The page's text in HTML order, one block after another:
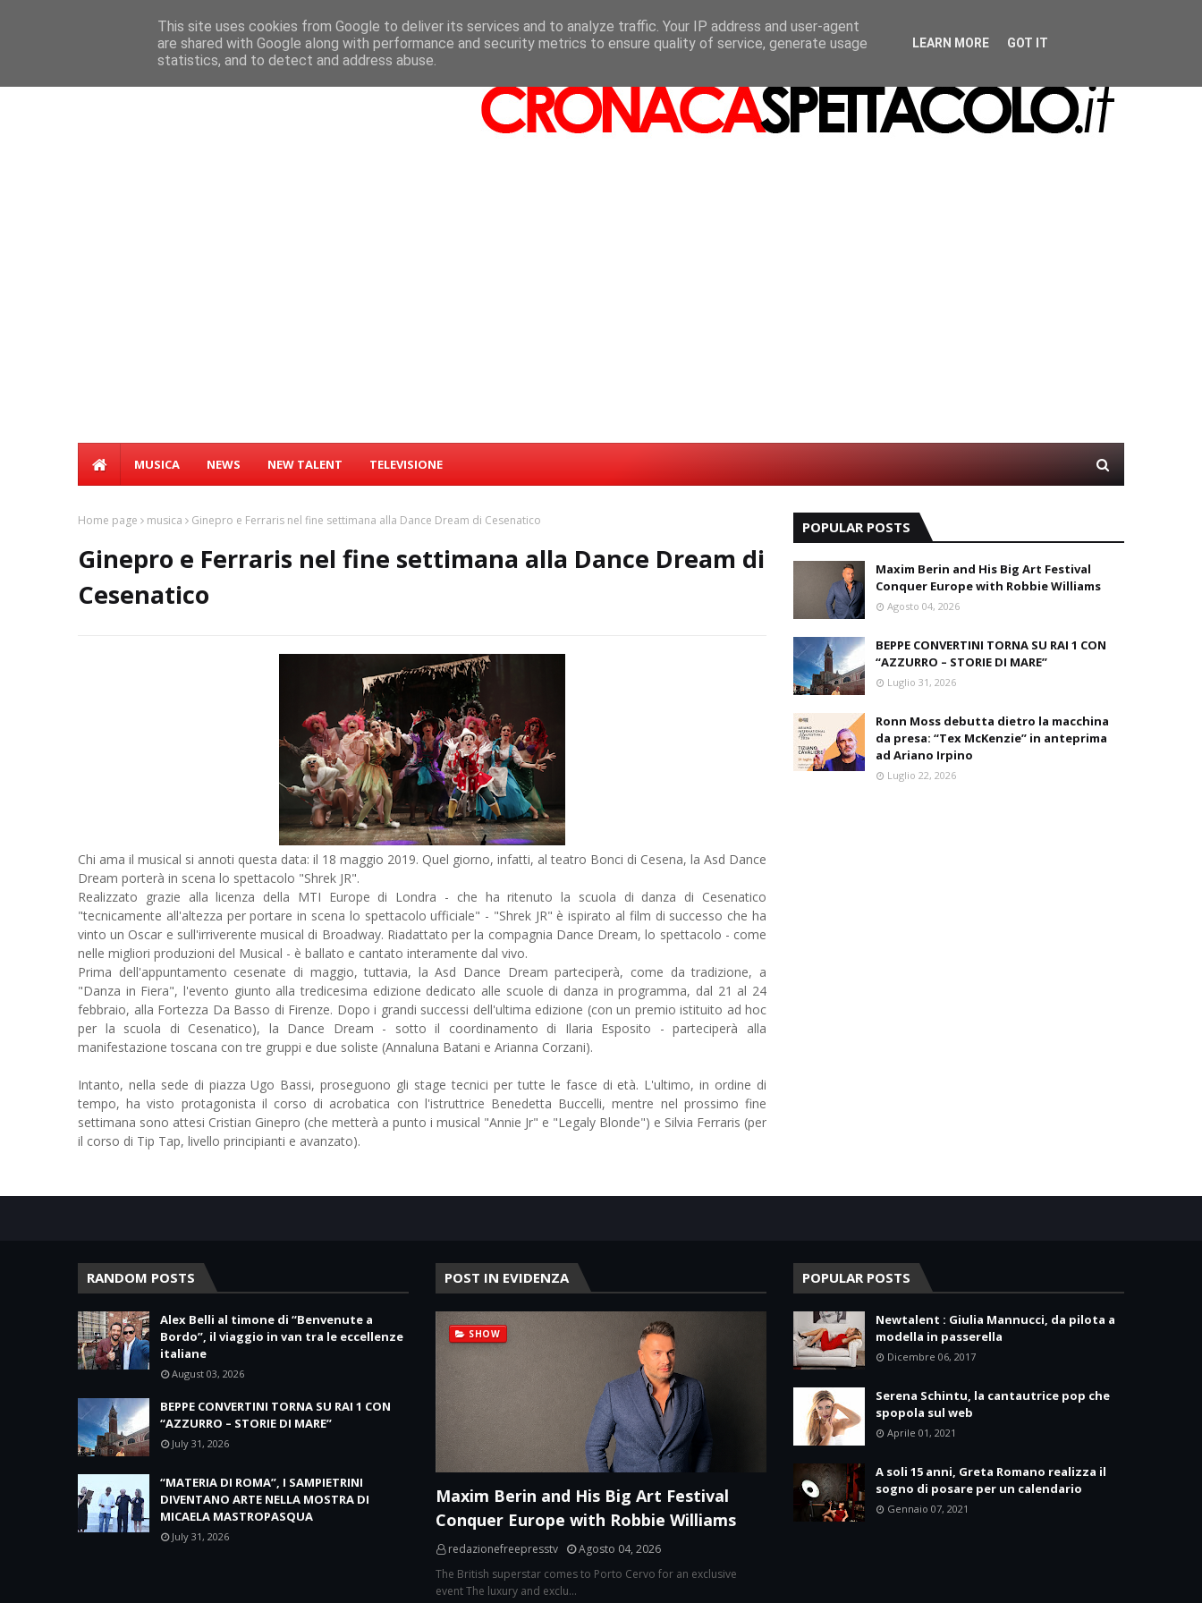
MUSICA NEWS NEW TALENT TELEVISIONE
Home page musica Ginepro e Ferraris nel fine settimana alla Dance Dream di Cesenatico
Ginepro e Ferraris nel fine settimana alla Dance Dream di
Cesenatico
Chi ama il musical si annoti questa data: il 18 maggio 2019. Quel giorno, infatti, al teatro Bonci di Cesena, la Asd Dance
Dream porterà in scena lo spettacolo "Shrek JR".
Realizzato grazie alla licenza della MTI Europe di Londra - che ha ritenuto la scuola di danza di Cesenatico
"tecnicamente all'altezza per portare in scena lo spettacolo ufficiale" - "Shrek JR" è ispirato al film di successo che ha
vinto un Oscar e sull'irriverente musical di Broadway. Riadattato per la compagnia Dance Dream, lo spettacolo - come
nelle migliori produzioni del Musical - è ballato e cantato interamente dal vivo.
Prima dell'appuntamento cesenate di maggio, tuttavia, la Asd Dance Dream parteciperà, come da tradizione, a
"Danza in Fiera", l'evento giunto alla tredicesima edizione dedicato alle scuole di danza in programma, dal 21 al 24
febbraio, alla Fortezza Da Basso di Firenze. Dopo i grandi successi dell'ultima edizione (con un premio istituito ad hoc
per la scuola di Cesenatico), la Dance Dream - sotto il coordinamento di Ilaria Esposito - parteciperà alla
manifestazione toscana con tre gruppi e due soliste (Annaluna Batani e Arianna Corzani).
Intanto, nella sede di piazza Ugo Bassi, proseguono gli stage tecnici per tutte le fasce di età. L'ultimo, in ordine di
tempo, ha visto protagonista il corso di acrobatica con l'istruttrice Benedetta Buccelli, mentre nel prossimo fine
settimana sono attesi Cristian Ginepro (che metterà a punto i musical "Annie Jr" e "Legaly Blonde") e Silvia Ferraris (per
il corso di Tip Tap, livello principianti e avanzato).
POPULAR POSTS
Maxim Berin and His Big Art Festival
Conquer Europe with Robbie Williams
Agosto 04, 2026
BEPPE CONVERTINI TORNA SU RAI 1 CON
“AZZURRO – STORIE DI MARE”
Luglio 31, 2026
Ronn Moss debutta dietro la macchina
da presa: “Tex McKenzie” in anteprima
ad Ariano Irpino
Luglio 22, 2026
RANDOM POSTS
Alex Belli al timone di “Benvenute a
Bordo”, il viaggio in van tra le eccellenze
italiane
August 03, 2026
BEPPE CONVERTINI TORNA SU RAI 1 CON
“AZZURRO – STORIE DI MARE”
July 31, 2026
“MATERIA DI ROMA”, I SAMPIETRINI
DIVENTANO ARTE NELLA MOSTRA DI
MICAELA MASTROPASQUA
July 31, 2026
POST IN EVIDENZA
SHOW
Maxim Berin and His Big Art Festival
Conquer Europe with Robbie Williams
redazionefreepresstv
Agosto 04, 2026
The British superstar comes to Porto Cervo for an exclusive
event The luxury and exclu…
POPULAR POSTS
Newtalent : Giulia Mannucci, da pilota a
modella in passerella
Dicembre 06, 2017
Serena Schintu, la cantautrice pop che
spopola sul web
Aprile 01, 2021
A soli 15 anni, Greta Romano realizza il
sogno di posare per un calendario
Gennaio 07, 2021
This site uses cookies from Google to deliver its services and to analyze traffic. Your IP address and user-agent
are shared with Google along with performance and security metrics to ensure quality of service, generate usage
statistics, and to detect and address abuse.
LEARN MORE GOT IT